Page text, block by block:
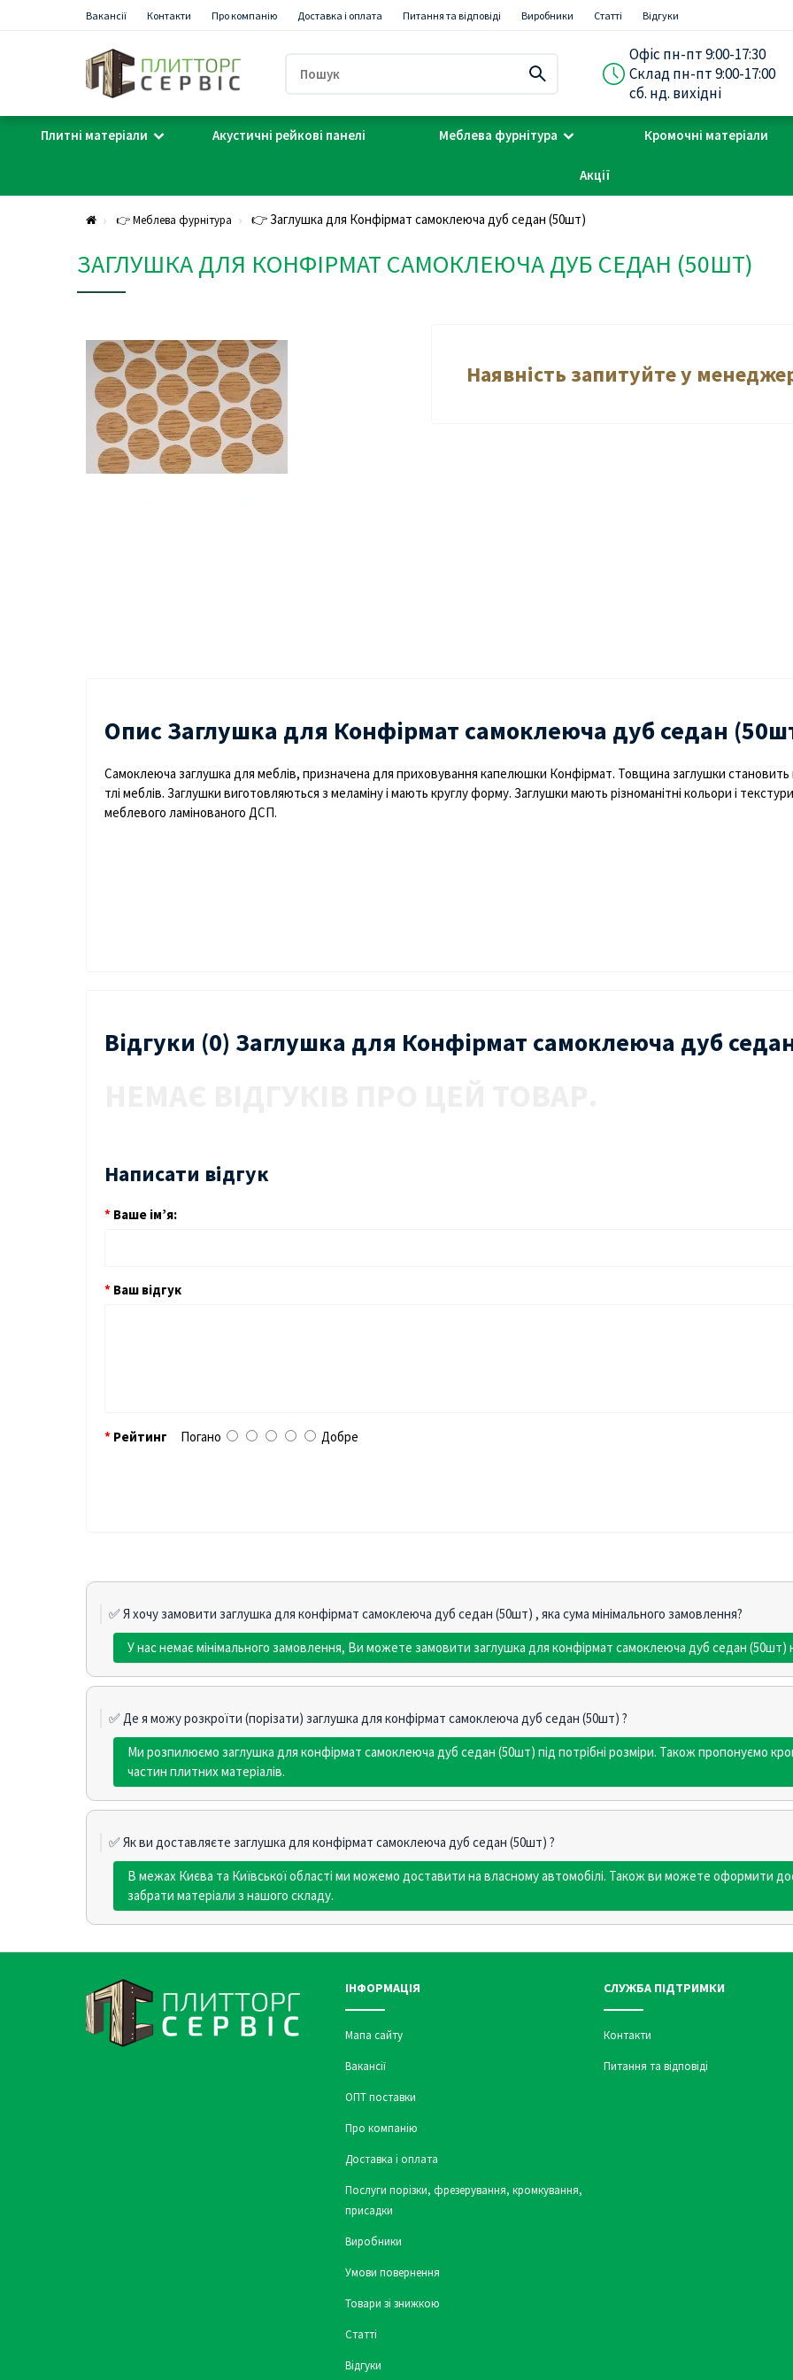
Вакансії Контакти Про компанію Доставка і оплата Питання та відповіді Виробники Статті Відгуки
Офіс пн-пт 9:00-17:30
Склад пн-пт 9:00-17:00
сб. нд. вихідні
Плитні матеріали Акустичні рейкові панелі Меблева фурнітура Кромочні матеріали
Акції
👉 Меблева фурнітура 👉 Заглушка для Конфірмат самоклеюча дуб седан (50шт)
ЗАГЛУШКА ДЛЯ КОНФІРМАТ САМОКЛЕЮЧА ДУБ СЕДАН (50ШТ)
Наявність запитуйте у
Опис Заглушка для Конфірмат самоклеюча дуб седан
Самоклеюча заглушка для меблів, призначена для приховування капелюшки Конфірмат. Товщина заглушки становить
тлі меблів. Заглушки виготовляються з меламінуі мають круглуформу. Заглушки мають різноманітні кольори і текстури
меблевого ламінованого ДСП.
Відгуки (0) Заглушка для Конфірмат самоклеюча дуб
Написати відгук
Ваше ім’я:
Ваш відгук
Рейтинг Погано Добре
✅ Я хочу замовити заглушка для конфірмат самоклеюча дуб седан (50шт) , яка сума мінімального замовлення?
У нас немає мінімального замовлення, Ви можете замовити заглушка для конфірмат самоклеюча дуб седан (50шт)
✅ Де я можу розкроїти (порізати) заглушка для конфірмат самоклеюча дуб седан (50шт) ?
Ми розпилюємо заглушка для конфірмат самоклеюча дуб седан (50шт) під потрібні розміри. Також пропонуємо
частин плитних матеріалів.
✅ Як ви доставляєте заглушка для конфірмат самоклеюча дуб седан (50шт) ?
В межах Києва та Київської області ми можемо доставити на власному автомобілі. Також ви можете оформити
забрати матеріали з нашого складу.
ІНФОРМАЦІЯ
Мапа сайту
Вакансії
ОПТ поставки
Про компанію
Доставка і оплата
Послуги порізки, фрезерування, кромкування,
присадки
Виробники
Умови повернення
Товари зі знижкою
Статті
Відгуки
СЛУЖБА ПІДТРИМКИ
Контакти
Питання та відповіді